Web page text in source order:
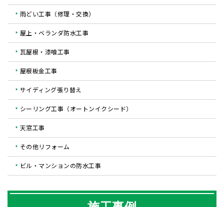
雨どい工事（修理・交換）
屋上・ベランダ防水工事
瓦屋根・漆喰工事
屋根板金工事
サイディング張り替え
シーリング工事（オートンイクシード）
天窓工事
その他リフォーム
ビル・マンションの防水工事